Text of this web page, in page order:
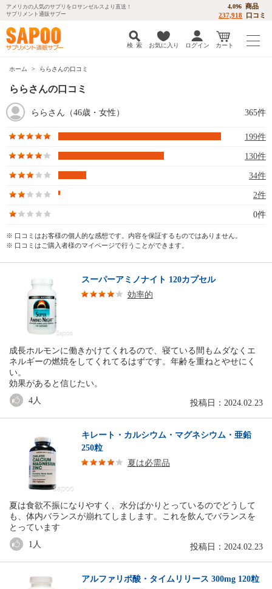
アメリカの人気のサプリをロサンゼルスより直送！
サプリメント通販サプー
4,096 商品
237,918 口コミ
検 索 お気に入り ログイン カート
ホーム ららさんの口コミ
ららさんの口コミ
ららさん（46歳・女性） 365件
199件
130件
34件
2件
0件
※ 口コミはお客様の個人的な感想です。内容を保証するものではありません。
※ 口コミはご購入者様のマイページで行うことができます。
スーパーアミノナイト 120カプセル
効率的
成長ホルモンに働きかけてくれるので、寝ている間もムダなくエ
ネルギーの燃焼をしてくれてるはずです。年齢を重ねとやせにく
い。
効果があると信じたい。
投稿日：2024.02.23
4 人
キレート・カルシウム・マグネシウム・亜鉛
250粒
夏は必需品
夏は食欲不振になりやすく、水分ばかりとっているのでどうして
も、体内バランスが崩れてしまします。これを飲んでバランスを
とっています
投稿日：2024.02.23
1 人
アルファリポ酸・タイムリリース 300mg 120粒